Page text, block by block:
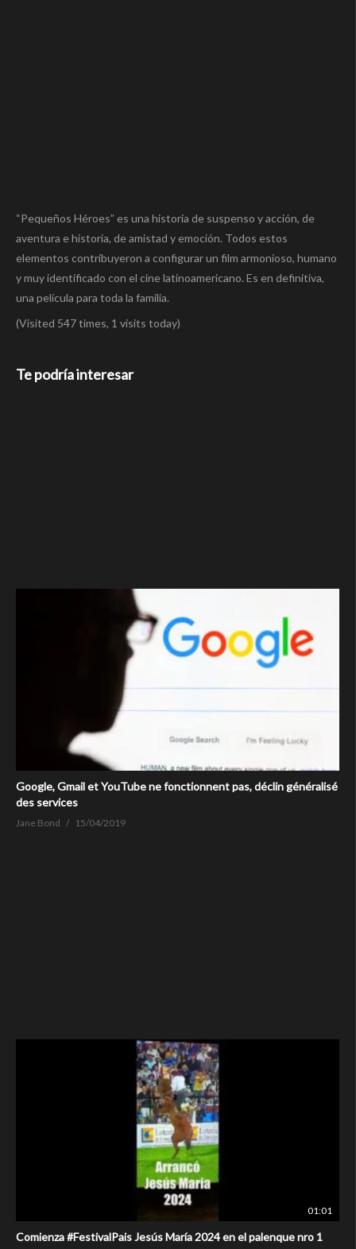
“Pequeños Héroes” es una historia de suspenso y acción, de
aventura e historia, de amistad y emoción. Todos estos
elementos contribuyeron a configurar un film armonioso, humano
y muy identificado con el cine latinoamericano. Es en definitiva,
una película para toda la familia.
(Visited 547 times, 1 visits today)
Te podría interesar
Google, Gmail et YouTube ne fonctionnent pas, déclin généralisé
des services
Jane Bond 15/04/2019
01:01
Comienza #FestivalPais Jesús María 2024 en el palenque nro 1